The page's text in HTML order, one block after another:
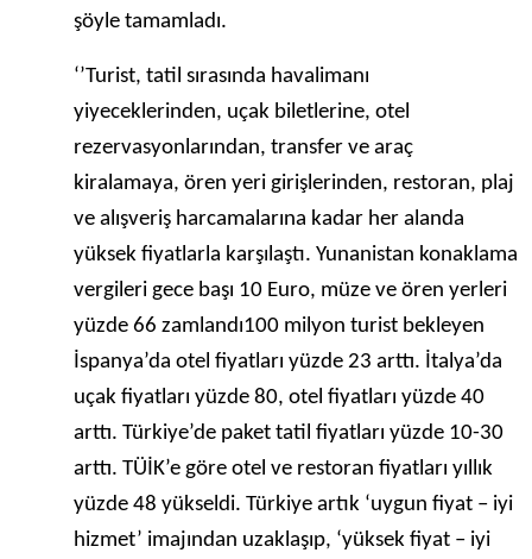
şöyle tamamladı.
‘’Turist, tatil sırasında havalimanı
yiyeceklerinden, uçak biletlerine, otel
rezervasyonlarından, transfer ve araç
kiralamaya, ören yeri girişlerinden, restoran, plaj
ve alışveriş harcamalarına kadar her alanda
yüksek fiyatlarla karşılaştı. Yunanistan konaklama
vergileri gece başı 10 Euro, müze ve ören yerleri
yüzde 66 zamlandı100 milyon turist bekleyen
İspanya’da otel fiyatları yüzde 23 arttı. İtalya’da
uçak fiyatları yüzde 80, otel fiyatları yüzde 40
arttı. Türkiye’de paket tatil fiyatları yüzde 10-30
arttı. TÜİK’e göre otel ve restoran fiyatları yıllık
yüzde 48 yükseldi. Türkiye artık ‘uygun fiyat – iyi
hizmet’ imajından uzaklaşıp, ‘yüksek fiyat – iyi